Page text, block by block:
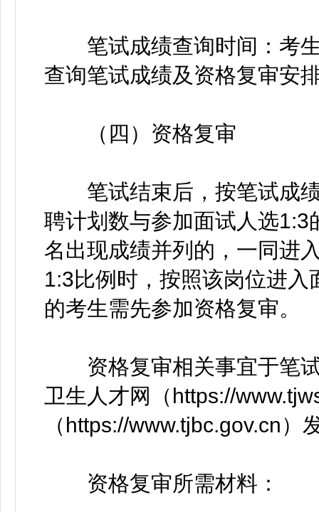
笔试成绩查询时间：考生
查询笔试成绩及资格复审安
（四）资格复审
笔试结束后，按笔试成绩
聘计划数与参加面试人选
名出现成绩并列的，一同进
1:3比例时，按照该岗位进
的考生需先参加资格复审。
资格复审相关事宜于笔试
卫生人才网（https://
（https://www.tjbc.gov.cn）
资格复审所需材料：